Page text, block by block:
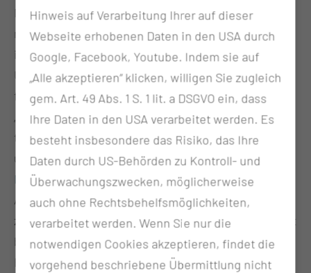
Modernisierung unserer Klinik, in deren Zuge
modernste Technik auf universitärem Niveau
installiert und in Betrieb genommen wurde. Einen
Überblick über unsere technische Ausstattung
finden Sie im Reiter Behandlungsangebot unter
„Geräte der Strahlentherapie“. Die physikalisch-
technische Betreuung der Klinik für Radioonkologie
und Strahlentherapie erfolgt durch dieAbteilung
Medizinische Strahlenphysik → .Der überwiegende
Anteil unserer Patientinnen und Patienten wird
zumindest teilweise oder auch vollständig ambulant
behandelt. Natürlich ist aber eine stationäre
Behandlung in der klinikeigenen Bettenstation in
Hinweis auf Verarbeitung Ihrer auf dieser
Webseite erhobenen Daten in den USA durch
Google, Facebook, Youtube. Indem sie auf
„Alle akzeptieren“ klicken, willigen Sie zugleich
gem. Art. 49 Abs. 1 S. 1 lit. a DSGVO ein, dass
Ihre Daten in den USA verarbeitet werden. Es
besteht insbesondere das Risiko, das Ihre
Daten durch US-Behörden zu Kontroll- und
Überwachungszwecken, möglicherweise
auch ohne Rechtsbehelfsmöglichkeiten,
verarbeitet werden. Wenn Sie nur die
notwendigen Cookies akzeptieren, findet die
vorgehend beschriebene Übermittlung nicht